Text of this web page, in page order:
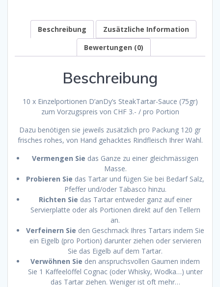
Beschreibung
Zusätzliche Information
Bewertungen (0)
Beschreibung
10 x Einzelportionen D’anDy’s SteakTartar-Sauce (75gr)
zum Vorzugspreis von CHF 3.- / pro Portion
Dazu benötigen sie jeweils zusätzlich pro Packung 120 gr
frisches rohes, von Hand gehacktes Rindfleisch Ihrer Wahl.
Vermengen Sie das Ganze zu einer gleichmässigen
Masse.
Probieren Sie das Tartar und fügen Sie bei Bedarf Salz,
Pfeffer und/oder Tabasco hinzu.
Richten Sie das Tartar entweder ganz auf einer
Servierplatte oder als Portionen direkt auf den Tellern
an.
Verfeinern Sie den Geschmack Ihres Tartars indem Sie
ein Eigelb (pro Portion) darunter ziehen oder servieren
Sie das Eigelb auf dem Tartar.
Verwöhnen Sie den anspruchsvollen Gaumen indem
Sie 1 Kaffeelöffel Cognac (oder Whisky, Wodka…) unter
das Tartar ziehen. Weniger ist oft mehr…